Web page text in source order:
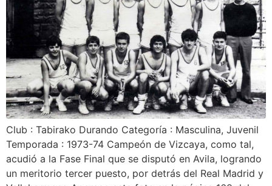
Club : Tabirako Durando Categoría : Masculina, Juvenil
Temporada : 1973-74 Campeón de Vizcaya, como tal,
acudió a la Fase Final que se disputó en Avila, logrando
un meritorio tercer puesto, por detrás del Real Madrid y